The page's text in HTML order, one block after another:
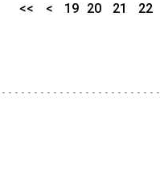
<< < 19 20 21 22